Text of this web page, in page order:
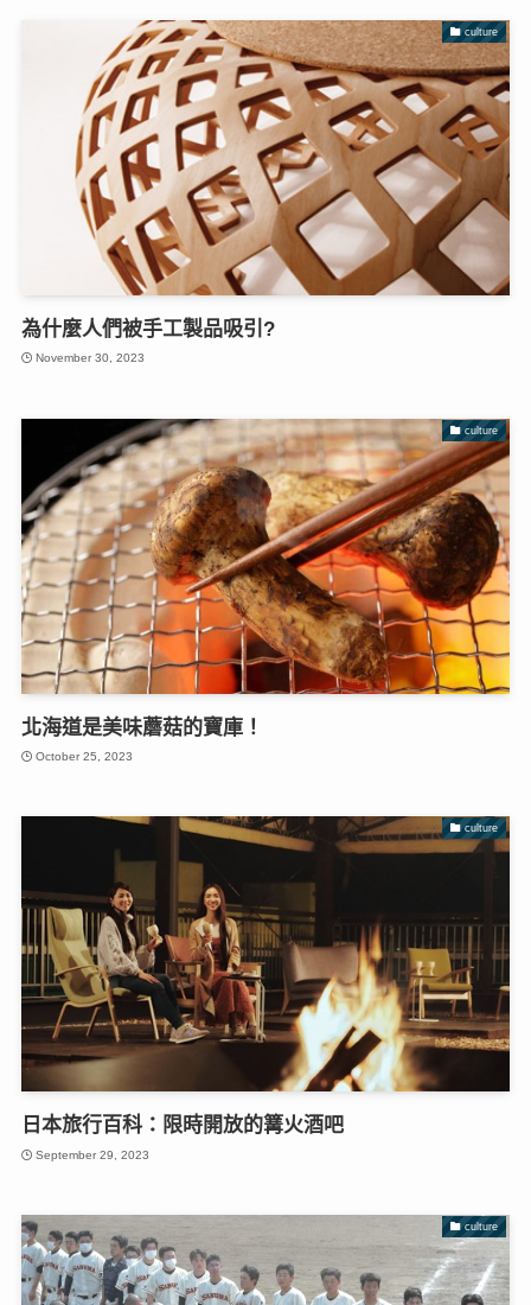
culture
為什麼人們被手工製品吸引?
November 30, 2023
culture
北海道是美味蘑菇的寶庫！
October 25, 2023
culture
日本旅行百科：限時開放的篝火酒吧
September 29, 2023
culture